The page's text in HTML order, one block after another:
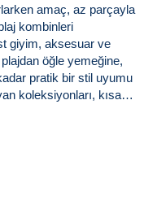
amaç, az parçayla
kombinleri
giyim, aksesuar ve
öğle yemeğine,
pratik bir stil uyumu
koleksiyonları, kısa